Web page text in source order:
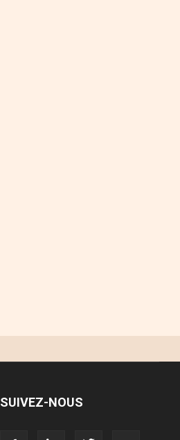
SUIVEZ-NOUS